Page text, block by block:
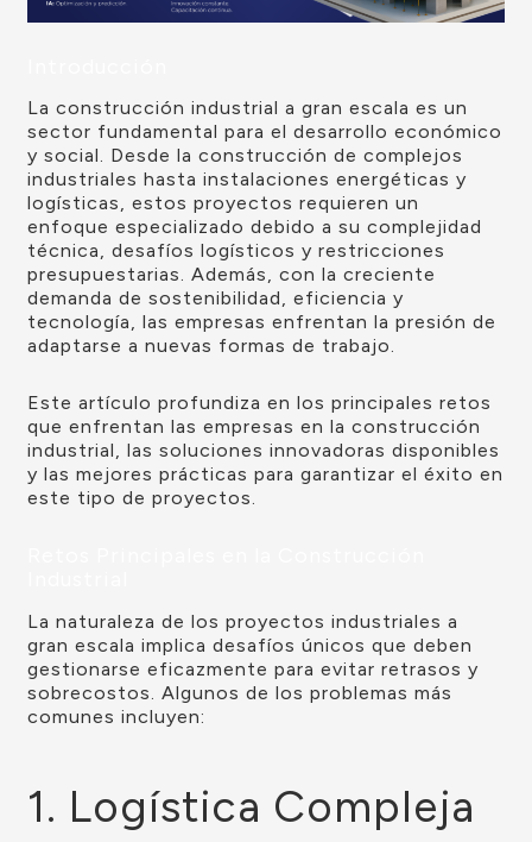
La construcción industrial a gran escala es un
sector fundamental para el desarrollo económico
y social. Desde la construcción de complejos
industriales hasta instalaciones energéticas y
logísticas, estos proyectos requieren un
enfoque especializado debido a su complejidad
técnica, desafíos logísticos y restricciones
presupuestarias. Además, con la creciente
demanda de sostenibilidad, eficiencia y
tecnología, las empresas enfrentan la presión de
adaptarse a nuevas formas de trabajo.
Este artículo profundiza en los principales retos
que enfrentan las empresas en la construcción
industrial, las soluciones innovadoras disponibles
y las mejores prácticas para garantizar el éxito en
este tipo de proyectos.
La naturaleza de los proyectos industriales a
gran escala implica desafíos únicos que deben
gestionarse eficazmente para evitar retrasos y
sobrecostos. Algunos de los problemas más
comunes incluyen:
1. Logística Compleja